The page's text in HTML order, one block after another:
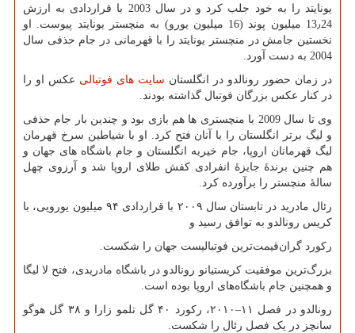
یونایتد را به خود جلب کرد و در سال 2003 با قراردادی به ارزش
13٫24 میلیون پوند (16 میلیون یورو) به منچستر یونایتد پیوست. او
نخستین جامش در منچستر یونایتد را با قهرمانی در جام حذفی سال
2004 به دست آورد.
در زمان حضور رونالدو در انگلستان سایت های فوتبالی عکس او را
در کنار عکس بزرگان فوتبال گذاشته بودند.
وی تا سال 2009 با منچستری ها هم بازی بود و چندین بار جام حذفی
و لیگ برتر انگلستان را با آنان فتح کرد. او با شیاطین سرخ قهرمان
لیگ قهرمانان اروپا، جام خیریه انگلستان و جام باشگاه های جهان و
هم چنین برندهٔ جایزهٔ انفرادی کفش طلای اروپا شد و آرزوی چهل
سالهٔ منچستر را برآورده کرد.
رئال مادرید در تابستان سال ۲۰۰۹ با قراردادی ۹۴ میلیون یورویی، با
کریس رونالدو به توافق رسید و
رکورد گران‌قیمت‌ترین فوتبالیست جهان را شکست.
بزرگ‌ترین موفقیت کریستیانو رونالدو در باشگاه مادریدی، فتح لا لیگا
و همچنین جام باشگاه‌های اروپا بوده است.
رونالدو در فصل ۱۱–۲۰۱۰، رکورد ۴۰ گل تلمو زارا و ۳۸ گل هوگو
سانچز در یک فصل رئال را شکست.